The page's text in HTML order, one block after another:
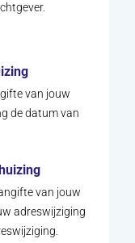
van jouw
de datum van
van jouw
adreswijziging